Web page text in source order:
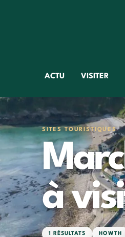
ACTU VISITER
SITES TOURISTIQUES
à
1 RÉSULTATS HOWTH